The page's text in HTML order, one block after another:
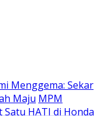
Menggema: Sekar
Maju MPM
Satu HATI di Honda